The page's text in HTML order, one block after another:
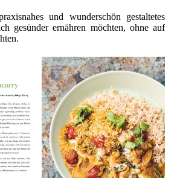
und wunderschön gestaltetes
gesünder ernähren möchten, ohne auf